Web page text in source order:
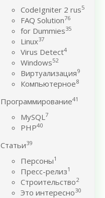
CodeIgniter 2 rus5
FAQ Solution76
for Dummies35
Linux37
Virus Detect4
Windows52
Виртуализация9
Компьютерное8
Программирование41
MySQL7
PHP40
Статьи39
Персоны1
Пресс-релиз1
Строительство2
Это интересно30